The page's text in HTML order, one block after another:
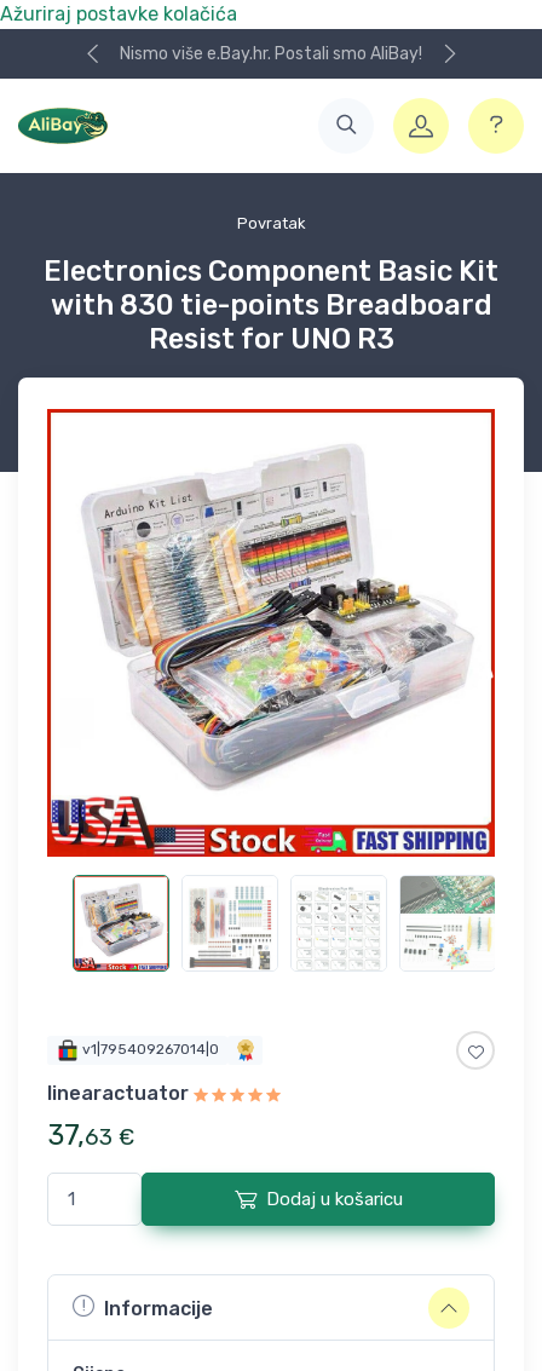
Ažuriraj postavke kolačića
Nismo više e.Bay.hr. Postali smo AliBay!
Povratak
Electronics Component Basic Kit
with 830 tie-points Breadboard
Resist for UNO R3
v1|795409267014|0
linearactuator
37,63 €
Dodaj u košaricu
Informacije